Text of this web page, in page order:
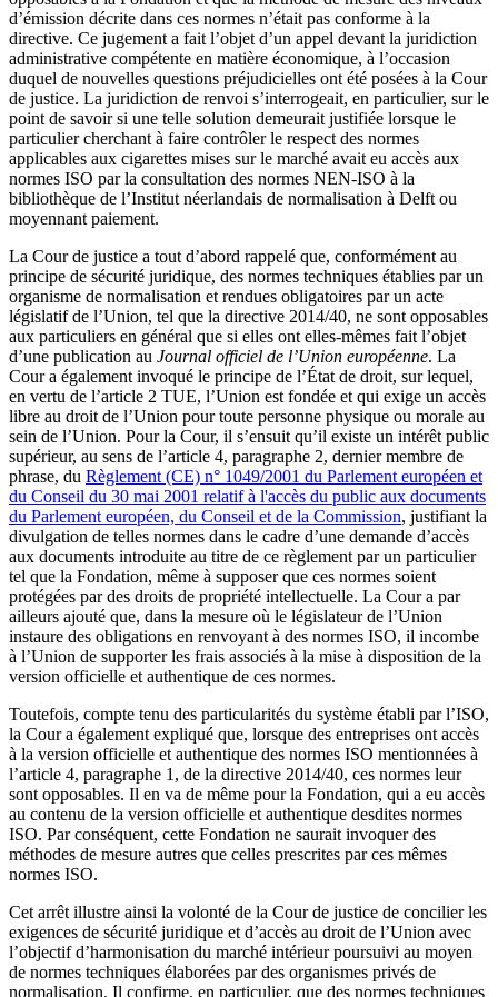
d’émission décrite dans ces normes n’était pas conforme à la
directive. Ce jugement a fait l’objet d’un appel devant la juridiction
administrative compétente en matière économique, à l’occasion
duquel de nouvelles questions préjudicielles ont été posées à la Cour
de justice. La juridiction de renvoi s’interrogeait, en particulier, sur le
point de savoir si une telle solution demeurait justifiée lorsque le
particulier cherchant à faire contrôler le respect des normes
applicables aux cigarettes mises sur le marché avait eu accès aux
normes ISO par la consultation des normes NEN-ISO à la
bibliothèque de l’Institut néerlandais de normalisation à Delft ou
moyennant paiement.
La Cour de justice a tout d’abord rappelé que, conformément au
principe de sécurité juridique, des normes techniques établies par un
organisme de normalisation et rendues obligatoires par un acte
législatif de l’Union, tel que la directive 2014/40, ne sont opposables
aux particuliers en général que si elles ont elles-mêmes fait l’objet
d’une publication au Journal officiel de l’Union européenne. La
Cour a également invoqué le principe de l’État de droit, sur lequel,
en vertu de l’article 2 TUE, l’Union est fondée et qui exige un accès
libre au droit de l’Union pour toute personne physique ou morale au
sein de l’Union. Pour la Cour, il s’ensuit qu’il existe un intérêt public
supérieur, au sens de l’article 4, paragraphe 2, dernier membre de
phrase, du Règlement (CE) n° 1049/2001 du Parlement européen et
du Conseil du 30 mai 2001 relatif à l'accès du public aux documents
du Parlement européen, du Conseil et de la Commission, justifiant la
divulgation de telles normes dans le cadre d’une demande d’accès
aux documents introduite au titre de ce règlement par un particulier
tel que la Fondation, même à supposer que ces normes soient
protégées par des droits de propriété intellectuelle. La Cour a par
ailleurs ajouté que, dans la mesure où le législateur de l’Union
instaure des obligations en renvoyant à des normes ISO, il incombe
à l’Union de supporter les frais associés à la mise à disposition de la
version officielle et authentique de ces normes.
Toutefois, compte tenu des particularités du système établi par l’ISO,
la Cour a également expliqué que, lorsque des entreprises ont accès
à la version officielle et authentique des normes ISO mentionnées à
l’article 4, paragraphe 1, de la directive 2014/40, ces normes leur
sont opposables. Il en va de même pour la Fondation, qui a eu accès
au contenu de la version officielle et authentique desdites normes
ISO. Par conséquent, cette Fondation ne saurait invoquer des
méthodes de mesure autres que celles prescrites par ces mêmes
normes ISO.
Cet arrêt illustre ainsi la volonté de la Cour de justice de concilier les
exigences de sécurité juridique et d’accès au droit de l’Union avec
l’objectif d’harmonisation du marché intérieur poursuivi au moyen
de normes techniques élaborées par des organismes privés de
normalisation. Il confirme, en particulier, que des normes techniques